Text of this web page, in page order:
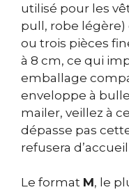
utilisé pour les
pull, robe
ou trois pièces
à 8 cm, ce qui
emballage
enveloppe à
mailer, veillez à
dépasse pas
refusera
Le format M, le